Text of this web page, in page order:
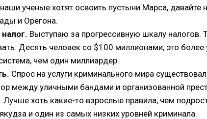
ученые хотят освоить пустыни Марса, давайте
и Орегона.
Выступаю за прогрессивную шкалу налогов.
Десять человек со $100 миллионами, это более
чем один миллиардер.
Спрос на услуги криминального мира
между уличными бандами и организованной
Лучше хоть какие-то взрослые правила, чем
и один из самых низких уровней криминала.